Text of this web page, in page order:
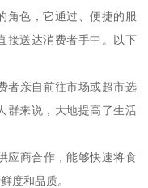
角色，它通过、便捷的服
接送达消费者手中。以下
者亲自前往市场或超市选
群来说，大地提高了生活
应商合作，能够快速将食
度和品质。